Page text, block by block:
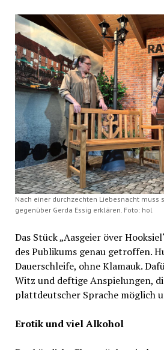
Nach einer durchzechten Liebesnacht muss
gegenüber Gerda Essig erklären. Foto: hol
Das Stück „Aasgeier över
des Publikums genau getroffen.
Dauerschleife, ohne Klamauk.
Witz und deftige Anspielungen,
plattdeutscher Sprache möglich
Erotik und viel Alkohol